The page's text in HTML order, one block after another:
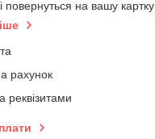
повернуться на вашу картку
рахунок
реквізитами